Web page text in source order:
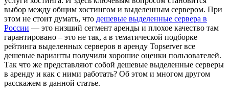
выбор между общим хостингом и выделенным сервером. При
этом не стоит думать, что дешевые выделенные сервера в
России — это низший сегмент аренды и плохое качество там
гарантировано – это не так, а в тематической подборке
рейтинга выделенных серверов в аренду Topserver все
дешевые варианты получили хорошие оценки пользователей.
Так что же представляют собой дешевые выделенные серверы
в аренду и как с ними работать? Об этом и многом другом
расскажем в данной статье.